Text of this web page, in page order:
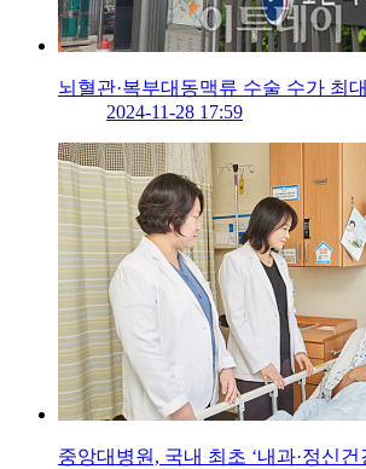
뇌혈관·복부대동맥류 수술 수가 최
2024-11-28 17:59
중앙대병원, 국내 최초 ‘내과·정신